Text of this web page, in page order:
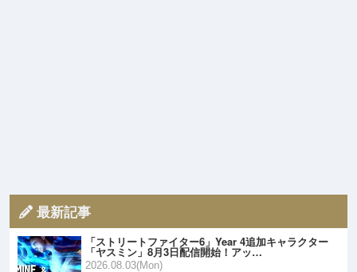
最新記事
「ストリートファイター6」Year 4追加キャラクター
「ヤスミン」8月3日配信開始！アッ…
2026.08.03(Mon)